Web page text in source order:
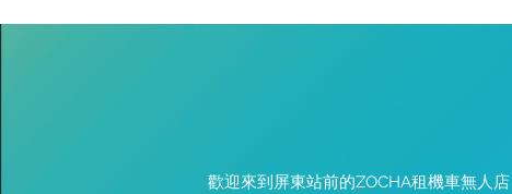
歡迎來到屏東站前的ZOCHA租機車無人